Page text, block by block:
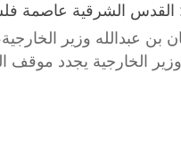
القدس الشرقية عاصمة
وزير الخارجية،
الخارجية يجدد موقف